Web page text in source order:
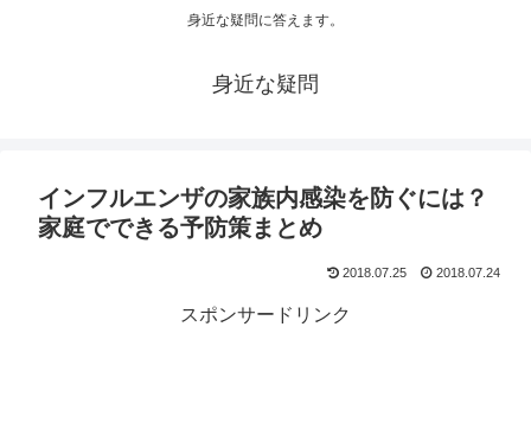
身近な疑問に答えます。
身近な疑問
インフルエンザの家族内感染を防ぐには？
家庭でできる予防策まとめ
2018.07.25 2018.07.24
スポンサードリンク